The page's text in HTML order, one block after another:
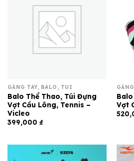
GĂNG TAY, BALO, TÚI
Balo Thể Thao, Túi Đựng
Vợt Cầu Lông, Tennis –
Vicleo
399,000 ₫
Vợt